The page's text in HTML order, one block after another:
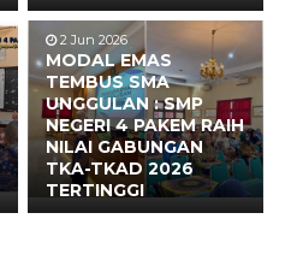
2 Jun 2026
MODAL EMAS
TEMBUS SMA
UNGGULAN : SMP
NEGERI 4 PAKEM RAIH
NILAI GABUNGAN
TKA-TKAD 2026
TERTINGGI